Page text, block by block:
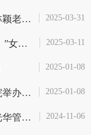
珍味聚燕园，巧手夺天功 ——我院周林颖老师荣获校园厨艺大赛“艺术菜”... 2025-03-31
光华管理学院工会“珠「光」绽芳「华」”女神节活动圆满举办 2025-03-11
2025-01-08
日月其迈，岁律更新—— 光华管理学院举办2024年工作总结暨联欢会 2025-01-08
北京大学2024年教职工羽毛球锦标赛 光华管理学院教职工激情勇获16强 2024-11-06